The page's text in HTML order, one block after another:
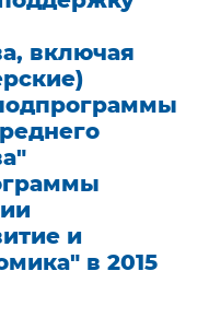
включая
и
в 2015